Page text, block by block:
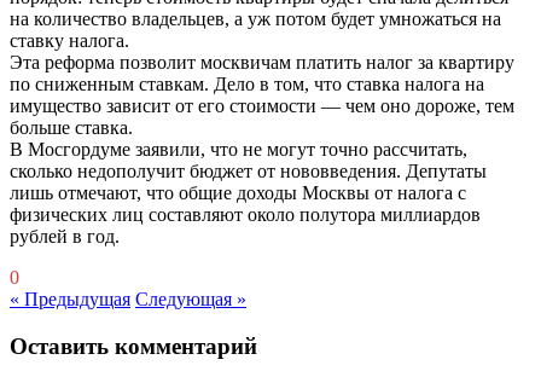
на количество владельцев, а уж потом будет умножаться на
ставку налога.
Эта реформа позволит москвичам платить налог за квартиру
по сниженным ставкам. Дело в том, что ставка налога на
имущество зависит от его стоимости — чем оно дороже, тем
больше ставка.
В Мосгордуме заявили, что не могут точно рассчитать,
сколько недополучит бюджет от нововведения. Депутаты
лишь отмечают, что общие доходы Москвы от налога с
физических лиц составляют около полутора миллиардов
рублей в год.
0
« Предыдущая Следующая »
Оставить комментарий